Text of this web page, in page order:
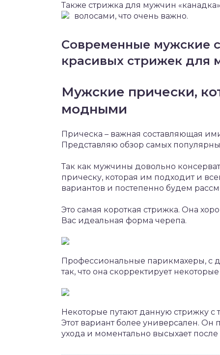
Также стрижка для мужчин
волосами, что очень важно.
Современные мужские
красивых стрижек для
Мужские прически,
модными
Прическа – важная составляющая
Представляю обзор самых
Так как мужчины довольно
прическу, которая им подходит и
вариантов и постепенно будем
Это самая короткая стрижка. Она
Вас идеальная форма черепа.
Профессиональные парикмахеры, с
так, что она скорректирует
Некоторые путают данную стрижку с
Этот вариант более универсален. Он
ухода и моментально высыхает после